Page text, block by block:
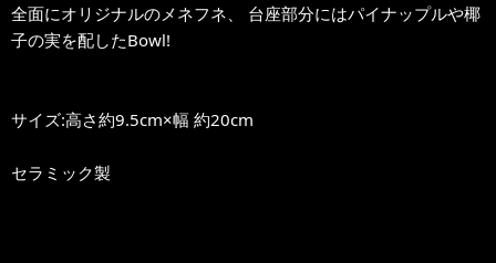
全面にオリジナルのメネフネ、 台座部分にはパイナップルや椰
子の実を配したBowl!
サイズ:高さ約9.5cm×幅 約20cm
セラミック製